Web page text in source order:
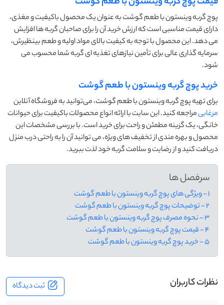
پوچ گربه وینستون با طعم گوشت به عنوان یک محصول باکیفیت و مغذی،
دارای قیمت مناسبی است که ارزش خرید آن را برای صاحبان گربه‌ ها افزایش
می ‌دهد. این محصول با توجه به کیفیت بالای مواد اولیه و طعم بینظیرش،
سرمایه ‌گذاری عالی برای تأمین نیازهای تغذیه ‌ای گربه شما محسوب می
‌شود.
خرید پوچ گربه وینستون با طعم گوشت
برای تهیه پوچ گربه وینستون با طعم گوشت، می‌توانید به فروشگاه آنلاین
مرغابیمراجعه کنید. این سایت با ارائه‌ انواع محصولات باکیفیت برای حیوانات
خانگی، یک گزینه مطمئن و راحت برای خرید است. با بررسی مشخصات این
محصول و بهره‌ مندی از تخفیف‌ های ویژه، می ‌توانید آن را به راحتی درب منزل
دریافت کنید و از رضایت و سلامت گربه خود لذت ببرید.
سرفصل ها
1 - ویژگی های پوچ گربه وینستون با طعم گوشت
2 - توضیحات پوچ گربه وینستون با طعم گوشت
3 - نحوه مصرف پوچ گربه وینستون با طعم گوشت
4 - قیمت پوچ گربه وینستون با طعم گوشت
5 - خرید پوچ گربه وینستون با طعم گوشت
نظرات کاربران ثبت دیدگاه